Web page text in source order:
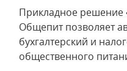
Прикладное решение
Общепит позволяет
бухгалтерский и
общественного